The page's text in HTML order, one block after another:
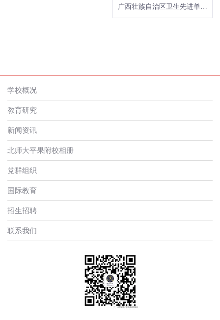
广西壮族自治区卫生先进单位（2020-2022年）
学校概况
教育研究
新闻资讯
北师大平果附校相册
党群组织
国际教育
招生招聘
联系我们